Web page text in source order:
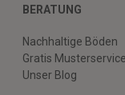
BERATUNG
Nachhaltige Böden
Gratis Musterservice
Unser Blog